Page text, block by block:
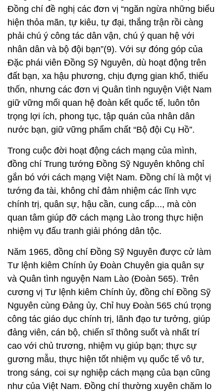
Đặc phái viên Đồng Sỹ Nguyên, dù hoạt động trên
đất bạn, xa hậu phương, chịu đựng gian khổ, thiếu
thốn, nhưng các đơn vị Quân tình nguyện Việt Nam
giữ vững mối quan hệ đoàn kết quốc tế, luôn tôn
trọng lợi ích, phong tục, tập quán của nhân dân
nước bạn, giữ vững phẩm chất “Bộ đội Cụ Hồ”.
Trong cuộc đời hoạt động cách mạng của mình,
đồng chí Trung tướng Đồng Sỹ Nguyên không chỉ
gắn bó với cách mạng Việt Nam. Đồng chí là một vị
tướng đa tài, không chỉ đảm nhiệm các lĩnh vực
chính trị, quân sự, hậu cần, cung cấp..., mà còn
quan tâm giúp đỡ cách mạng Lào trong thực hiện
nhiệm vụ đấu tranh giải phóng dân tộc.
Năm 1965, đồng chí Đồng Sỹ Nguyên được cử làm
Tư lệnh kiêm Chính ủy Đoàn Chuyên gia quân sự
và Quân tình nguyện Nam Lào (Đoàn 565). Trên
cương vị Tư lệnh kiêm Chính ủy, đồng chí Đồng Sỹ
Nguyên cùng Đảng ủy, Chỉ huy Đoàn 565 chú trọng
công tác giáo dục chính trị, lãnh đạo tư tưởng, giúp
đảng viên, cán bộ, chiến sĩ thông suốt và nhất trí
cao với chủ trương, nhiệm vụ giúp bạn; thực sự
gương mẫu, thực hiện tốt nhiệm vụ quốc tế vô tư,
trong sáng, coi sự nghiệp cách mạng của bạn cũng
như của Việt Nam. Đồng chí thường xuyên chăm lo
củng cố, tăng cường đoàn kết nội bộ, đoàn kết giữa
bộ đội ta với quân và dân Lào, quán triệt tinh thần
đồng cam cộng khổ, cùng quân và dân nước bạn
chiến đấu, công tác, sản xuất, hoàn thành tốt nhiệm